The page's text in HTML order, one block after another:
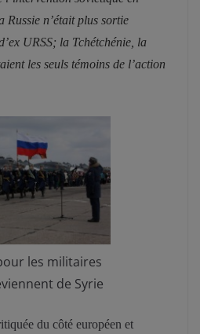
n’était plus sortie
URSS; la Tchétchénie, la
les seuls témoins de l’action
les militaires
de Syrie
du côté européen et